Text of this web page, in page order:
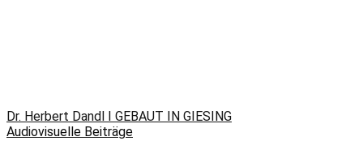
Dr. Herbert Dandl I GEBAUT IN GIESING
Audiovisuelle Beiträge